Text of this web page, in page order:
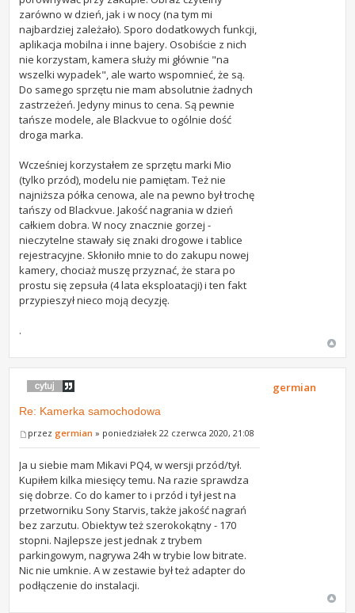
zarówno w dzień, jak i w nocy (na tym mi
najbardziej zależało). Sporo dodatkowych funkcji,
aplikacja mobilna i inne bajery. Osobiście z nich
nie korzystam, kamera służy mi głównie "na
wszelki wypadek", ale warto wspomnieć, że są.
Do samego sprzętu nie mam absolutnie żadnych
zastrzeżeń. Jedyny minus to cena. Są pewnie
tańsze modele, ale Blackvue to ogólnie dość
droga marka.
Wcześniej korzystałem ze sprzętu marki Mio
(tylko przód), modelu nie pamiętam. Też nie
najniższa półka cenowa, ale na pewno był trochę
tańszy od Blackvue. Jakość nagrania w dzień
całkiem dobra. W nocy znacznie gorzej -
nieczytelne stawały się znaki drogowe i tablice
rejestracyjne. Skłoniło mnie to do zakupu nowej
kamery, chociaż muszę przyznać, że stara po
prostu się zepsuła (4 lata eksploatacji) i ten fakt
przypieszył nieco moją decyzję.
.
Re: Kamerka samochodowa
przezgermian » poniedziałek 22 czerwca 2020, 21:08
Ja u siebie mam Mikavi PQ4, w wersji przód/tył.
Kupiłem kilka miesięcy temu. Na razie sprawdza
się dobrze. Co do kamer to i przód i tył jest na
przetworniku Sony Starvis, także jakość nagrań
bez zarzutu. Obiektyw też szerokokątny - 170
stopni. Najlepsze jest jednak z trybem
parkingowym, nagrywa 24h w trybie low bitrate.
Nic nie umknie. A w zestawie był też adapter do
podłączenie do instalacji.
germian